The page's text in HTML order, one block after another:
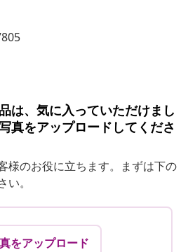
は、気に入っていただけまし
真をアップロードしてくださ
様のお役に立ちます。まずは下の
。
をアップロード